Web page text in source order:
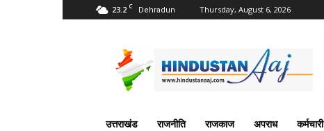
23.2 C Dehradun Thursday, August 6, 2026
Aaj
News
उत्तराखंड राजनीति राजकाज अपराध कर्मचारी